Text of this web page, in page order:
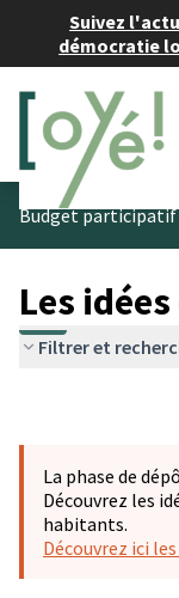
Suivez
démocratie
Budget participatif
Les
Filtrer et
La phase de
Découvrez les
habitants.
Découvrez ici